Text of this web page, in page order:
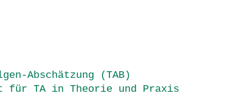
Abschätzung (TAB)
für TA in Theorie und Praxis